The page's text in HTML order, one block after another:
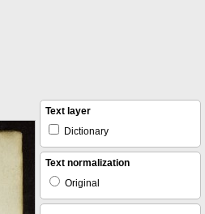
Text layer
Dictionary
Text normalization
Original